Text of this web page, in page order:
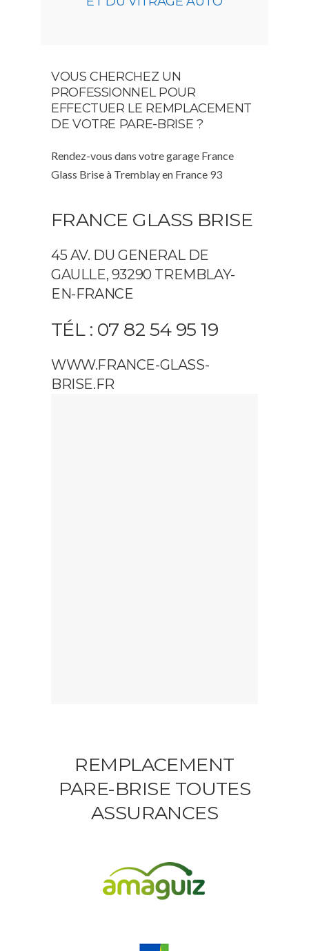
VOUS CHERCHEZ UN
PROFESSIONNEL POUR
EFFECTUER LE REMPLACEMENT
DE VOTRE PARE-BRISE ?
Rendez-vous dans votre garage France
Glass Brise à Tremblay en France 93
FRANCE GLASS BRISE
45 AV. DU GENERAL DE
GAULLE, 93290 TREMBLAY-
EN-FRANCE
TÉL : 07 82 54 95 19
WWW.FRANCE-GLASS-
BRISE.FR
REMPLACEMENT
PARE-BRISE TOUTES
ASSURANCES